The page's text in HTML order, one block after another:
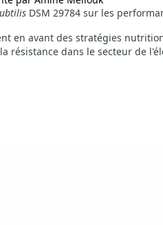
DSM 29784 sur les
en avant des stratégies
résistance dans le secteur de